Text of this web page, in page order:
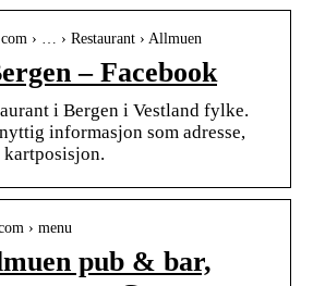
› … › Restaurant › Allmuen
– Facebook
i Bergen i Vestland fylke.
informasjon som adresse,
› menu
pub & bar,